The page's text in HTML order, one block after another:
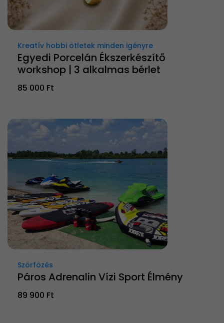
Kreatív hobbi ötletek minden igényre
Egyedi Porcelán Ékszerkészítő
workshop | 3 alkalmas bérlet
85 000 Ft
Szörfözés
Páros Adrenalin Vízi Sport Élmény
89 900 Ft